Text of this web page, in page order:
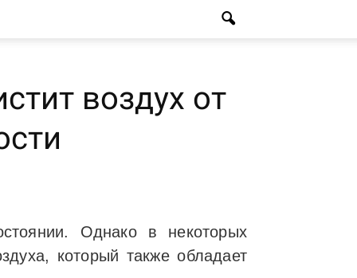
воздух от
Однако в некоторых
который также обладает